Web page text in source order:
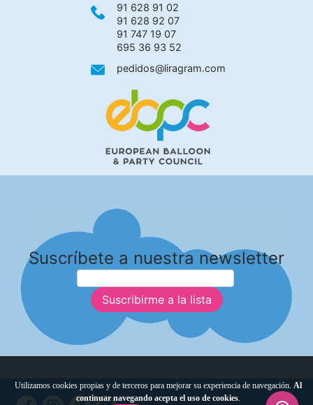
91 628 91 02
91 628 92 07
91 747 19 07
695 36 93 52
pedidos@liragram.com
Suscríbete a nuestra newsletter
Suscribirme a la lista
Utilizamos cookies propias y de terceros para mejorar su experiencia de navegación. Al
continuar navegando acepta el uso de cookies.